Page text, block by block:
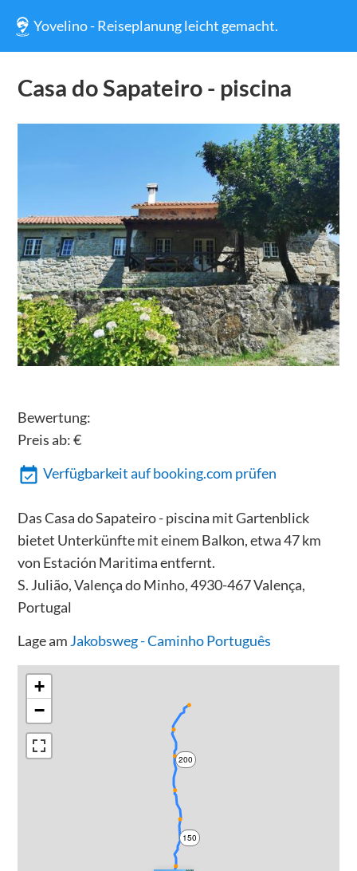
Yovelino - Reiseplanung leicht gemacht.
Casa do Sapateiro - piscina
Bewertung:
Preis ab:€
Verfügbarkeit auf booking.com prüfen
Das Casa do Sapateiro - piscina mit Gartenblick
bietet Unterkünfte mit einem Balkon, etwa 47 km
von Estación Maritima entfernt.
S. Julião, Valença do Minho, 4930-467 Valença,
Portugal
Lage am Jakobsweg - Caminho Português
150
200
+
−